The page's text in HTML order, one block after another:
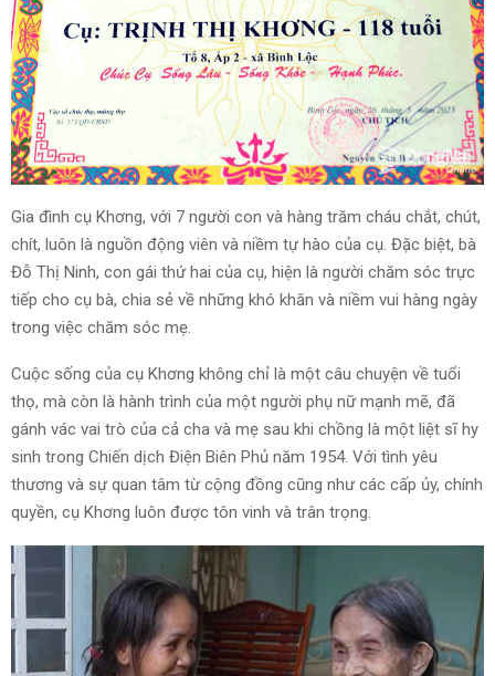
Gia đình cụ Khơng, với 7 người con và hàng trăm cháu chắt, chút,
chít, luôn là nguồn động viên và niềm tự hào của cụ. Đặc biệt, bà
Đỗ Thị Ninh, con gái thứ hai của cụ, hiện là người chăm sóc trực
tiếp cho cụ bà, chia sẻ về những khó khăn và niềm vui hàng ngày
trong việc chăm sóc mẹ.
Cuộc sống của cụ Khơng không chỉ là một câu chuyện về tuổi
thọ, mà còn là hành trình của một người phụ nữ mạnh mẽ, đã
gánh vác vai trò của cả cha và mẹ sau khi chồng là một liệt sĩ hy
sinh trong Chiến dịch Điện Biên Phủ năm 1954. Với tình yêu
thương và sự quan tâm từ cộng đồng cũng như các cấp ủy, chính
quyền, cụ Khơng luôn được tôn vinh và trân trọng.